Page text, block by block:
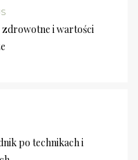
zdrowotne i wartości
po technikach i